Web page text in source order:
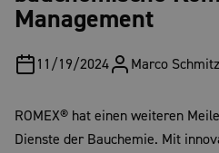
Management
11/19/2024 Marco Schmitz
ROMEX® hat einen weiteren
Dienste der Bauchemie. Mit